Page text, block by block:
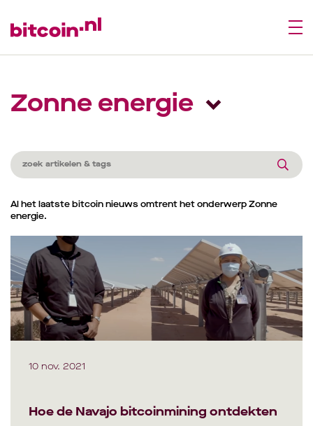
Zonne energie
Al het laatste bitcoin nieuws omtrent het onderwerp Zonne
energie.
10 nov. 2021
Hoe de Navajo bitcoinmining ontdekten